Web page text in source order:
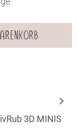
3D MINIS